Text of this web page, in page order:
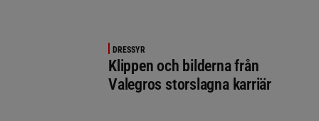
DRESSYR
Klippen och bilderna från
Valegros storslagna karriär